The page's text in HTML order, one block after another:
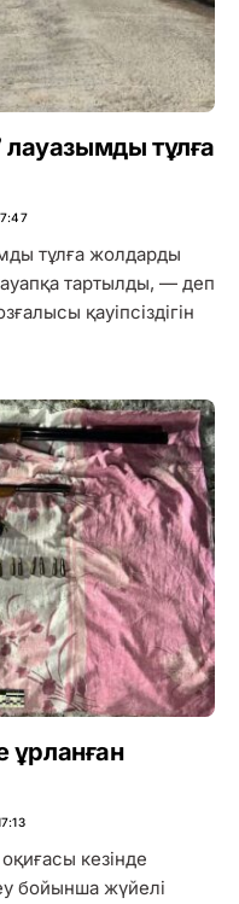
тұлға
тұлға жолдарды
тартылды, — деп
қауіпсіздігін
ұрланған
кезінде
бойынша жүйелі